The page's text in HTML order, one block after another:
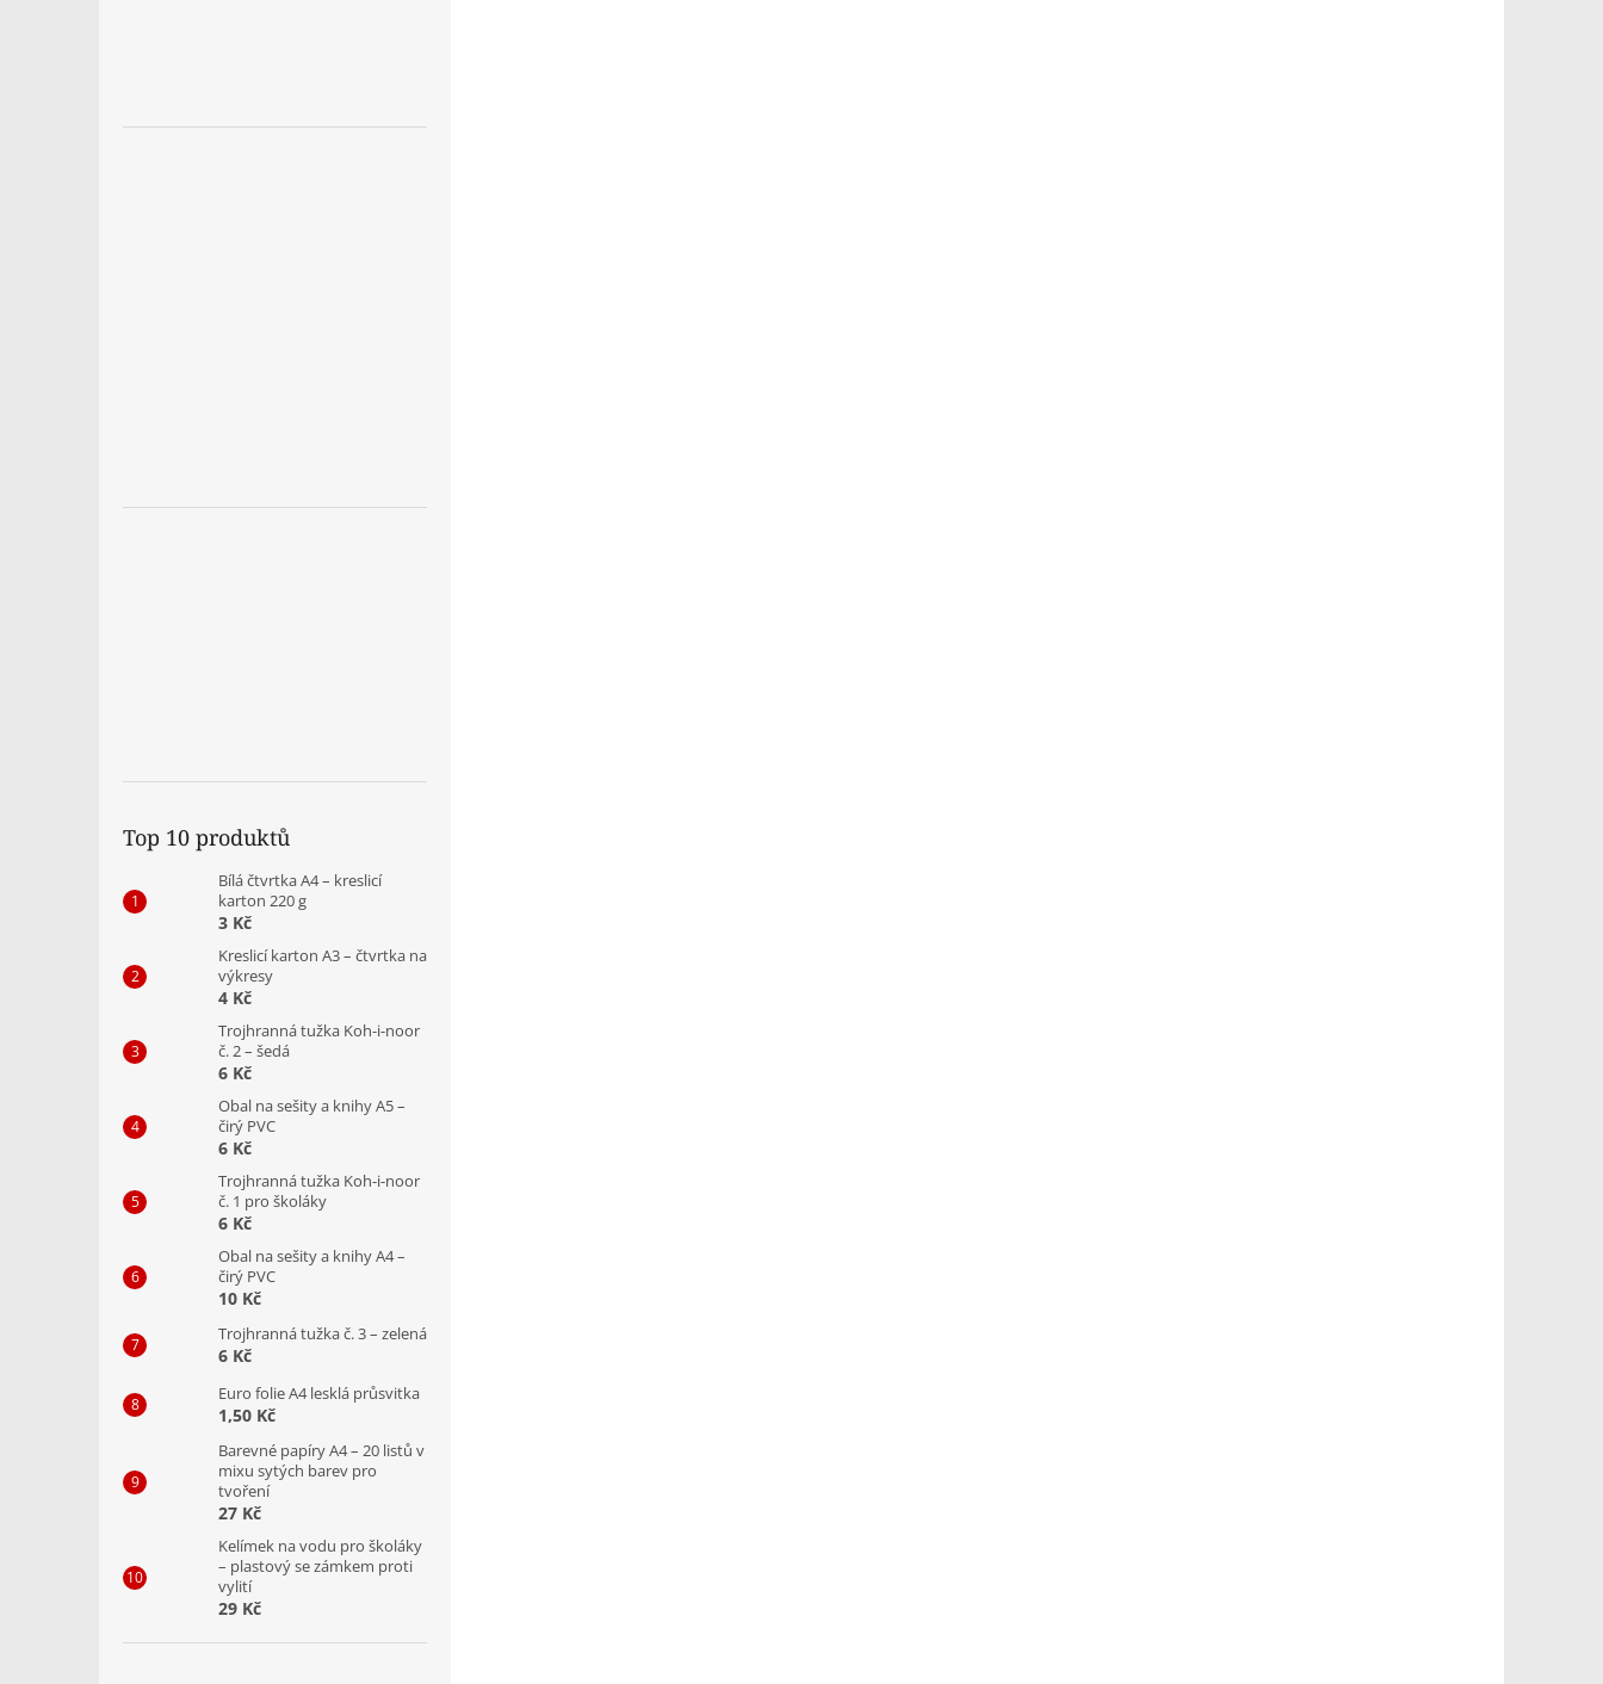
Top 10 produktů
Bílá čtvrtka A4 – kreslicí
karton 220 g
3 Kč
Kreslicí karton A3 – čtvrtka na
výkresy
4 Kč
Trojhranná tužka Koh-i-noor
č. 2 – šedá
6 Kč
Obal na sešity a knihy A5 –
čirý PVC
6 Kč
Trojhranná tužka Koh-i-noor
č. 1 pro školáky
6 Kč
Obal na sešity a knihy A4 –
čirý PVC
10 Kč
Trojhranná tužka č. 3 – zelená
6 Kč
Euro folie A4 lesklá průsvitka
1,50 Kč
Barevné papíry A4 – 20 listů v
mixu sytých barev pro
tvoření
27 Kč
Kelímek na vodu pro školáky
– plastový se zámkem proti
vylití
29 Kč